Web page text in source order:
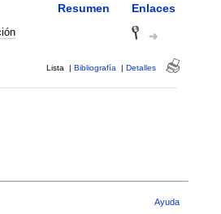
Resumen Enlaces
Lista | Bibliografía | Detalles
Ayuda